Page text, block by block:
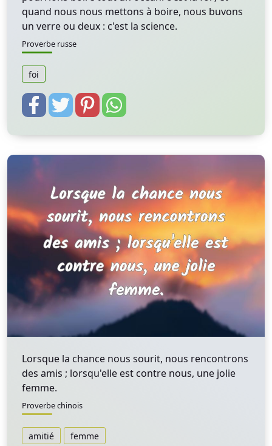
quand nous nous mettons à boire, nous buvons
un verre ou deux : c'est la science.
Proverbe russe
foi
Lorsque la chance nous sourit, nous rencontrons
des amis ; lorsqu'elle est contre nous, une jolie
femme.
Proverbe chinois
amitié femme